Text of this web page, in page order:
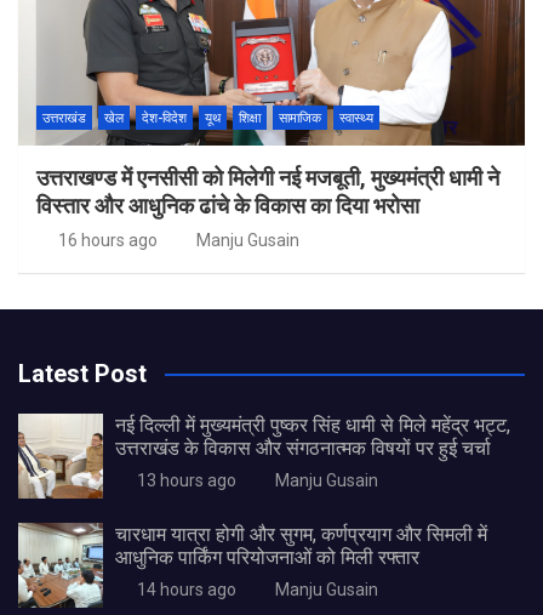
उत्तराखंड खेल देश-विदेश यूथ शिक्षा सामाजिक स्वास्थ्य
उत्तराखण्ड में एनसीसी को मिलेगी नई मजबूती, मुख्यमंत्री धामी ने
विस्तार और आधुनिक ढांचे के विकास का दिया भरोसा
16 hours ago Manju Gusain
Latest Post
नई दिल्ली में मुख्यमंत्री पुष्कर सिंह धामी से मिले महेंद्र भट्ट,
उत्तराखंड के विकास और संगठनात्मक विषयों पर हुई चर्चा
13 hours ago Manju Gusain
चारधाम यात्रा होगी और सुगम, कर्णप्रयाग और सिमली में
आधुनिक पार्किंग परियोजनाओं को मिली रफ्तार
14 hours ago Manju Gusain